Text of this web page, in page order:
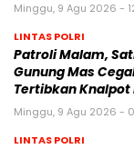
Minggu, 9 Agu 2026 -
LINTAS POLRI
Patroli Malam,
Gunung Mas
Tertibkan Knalpot
Minggu, 9 Agu 2026 -
LINTAS POLRI